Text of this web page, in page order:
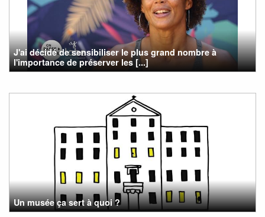
J'ai décidé de sensibiliser le plus grand nombre à
l'importance de préserver les [...]
Un musée ça sert à quoi ?